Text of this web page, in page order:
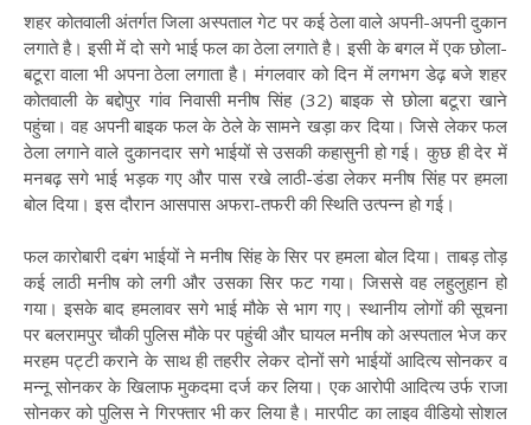
शहर कोतवाली अंतर्गत जिला अस्पताल गेट पर कई ठेला वाले अपनी-अपनी दुकान
लगाते है। इसी में दो सगे भाई फल का ठेला लगाते है। इसी के बगल में एक छोला-
बटूरा वाला भी अपना ठेला लगाता है। मंगलवार को दिन में लगभग डेढ़ बजे शहर
कोतवाली के बद्दोपुर गांव निवासी मनीष सिंह (32) बाइक से छोला बटूरा खाने
पहुंचा। वह अपनी बाइक फल के ठेले के सामने खड़ा कर दिया। जिसे लेकर फल
ठेला लगाने वाले दुकानदार सगे भाईयों से उसकी कहासुनी हो गई। कुछ ही देर में
मनबढ़ सगे भाई भड़क गए और पास रखे लाठी-डंडा लेकर मनीष सिंह पर हमला
बोल दिया। इस दौरान आसपास अफरा-तफरी की स्थिति उत्पन्न हो गई।
फल कारोबारी दबंग भाईयों ने मनीष सिंह के सिर पर हमला बोल दिया। ताबड़ तोड़
कई लाठी मनीष को लगी और उसका सिर फट गया। जिससे वह लहुलुहान हो
गया। इसके बाद हमलावर सगे भाई मौके से भाग गए। स्थानीय लोगों की सूचना
पर बलरामपुर चौकी पुलिस मौके पर पहुंची और घायल मनीष को अस्पताल भेज कर
मरहम पट्टी कराने के साथ ही तहरीर लेकर दोनों सगे भाईयों आदित्य सोनकर व
मन्नू सोनकर के खिलाफ मुकदमा दर्ज कर लिया। एक आरोपी आदित्य उर्फ राजा
सोनकर को पुलिस ने गिरफ्तार भी कर लिया है। मारपीट का लाइव वीडियो सोशल